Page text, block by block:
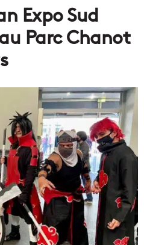
Expo Sud
Parc Chanot